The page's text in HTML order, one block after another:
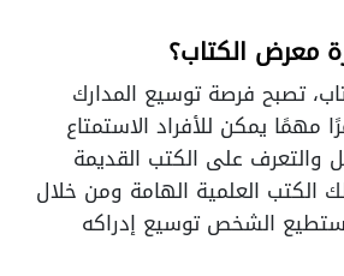
معرض الكتاب؟
تصبح فرصة توسيع المدارك
مهمًا يمكن للأفراد الاستمتاع
والتعرف على الكتب القديمة
الكتب العلمية الهامة ومن خلال
الشخص توسيع إدراكه